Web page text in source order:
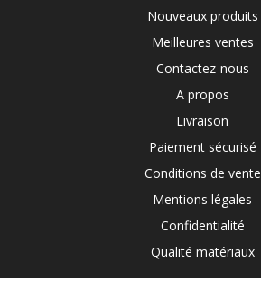
Nouveaux produits
Meilleures ventes
Contactez-nous
A propos
Livraison
Paiement sécurisé
Conditions de vente
Mentions légales
Confidentialité
Qualité matériaux